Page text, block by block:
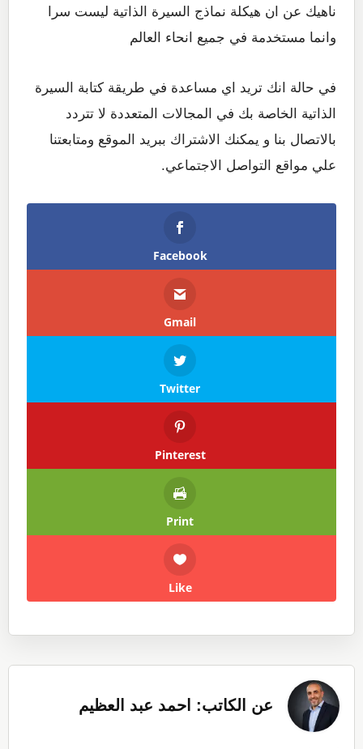
ناهيك عن ان هيكلة نماذج السيرة الذاتية ليست سرا
وانما مستخدمة في جميع انحاء العالم
في حالة انك تريد اي مساعدة في طريقة كتابة السيرة
الذاتية الخاصة بك في المجالات المتعددة لا تتردد
بالاتصال بنا و يمكنك الاشتراك ببريد الموقع ومتابعتنا
علي مواقع التواصل الاجتماعي.
Facebook
Gmail
Twitter
Pinterest
Print
Like
عن الكاتب: احمد عبد العظيم